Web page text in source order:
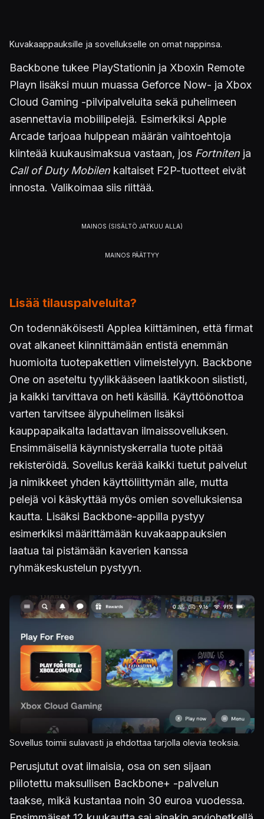
Kuvakaappauksille ja sovellukselle on omat nappinsa.
Backbone tukee PlayStationin ja Xboxin Remote
Playn lisäksi muun muassa Geforce Now- ja Xbox
Cloud Gaming -pilvipalveluita sekä puhelimeen
asennettavia mobiilipelejä. Esimerkiksi Apple
Arcade tarjoaa hulppean määrän vaihtoehtoja
kiinteää kuukausimaksua vastaan, jos Fortniten ja
Call of Duty Mobilen kaltaiset F2P-tuotteet eivät
innosta. Valikoimaa siis riittää.
Lisää tilauspalveluita?
On todennäköisesti Applea kiittäminen, että firmat
ovat alkaneet kiinnittämään entistä enemmän
huomioita tuotepakettien viimeistelyyn. Backbone
One on aseteltu tyylikkääseen laatikkoon siististi,
ja kaikki tarvittava on heti käsillä. Käyttöönottoa
varten tarvitsee älypuhelimen lisäksi
kauppapaikalta ladattavan ilmaissovelluksen.
Ensimmäisellä käynnistyskerralla tuote pitää
rekisteröidä. Sovellus kerää kaikki tuetut palvelut
ja nimikkeet yhden käyttöliittymän alle, mutta
pelejä voi käskyttää myös omien sovelluksiensa
kautta. Lisäksi Backbone-appilla pystyy
esimerkiksi määrittämään kuvakaappauksien
laatua tai pistämään kaverien kanssa
ryhmäkeskustelun pystyyn.
Kuva
Sovellus toimii sulavasti ja ehdottaa tarjolla olevia teoksia.
Perusjutut ovat ilmaisia, osa on sen sijaan
piilotettu maksullisen Backbone+ -palvelun
taakse, mikä kustantaa noin 30 euroa vuodessa.